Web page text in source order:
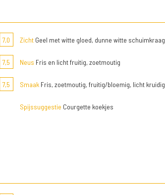
7,0 ZichtGeel met witte gloed, dunne witte schuimkraag
7,5 Neus Fris en licht fruitig, zoetmoutig
7,5 SmaakFris, zoetmoutig, fruitig/bloemig, licht kruidig
Spijssuggestie Courgette koekjes